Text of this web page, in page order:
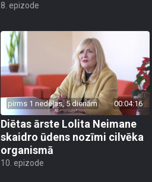
8. epizode
pirms 1 nedēļas, 5 dienām 00:04:16
Diētas ārste Lolita Neimane
skaidro ūdens nozīmi cilvēka
organismā
10. epizode